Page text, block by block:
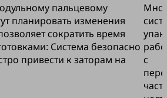
пальцевому
планировать изменения
сократить время
Система безопасно
привести к заторам на
с